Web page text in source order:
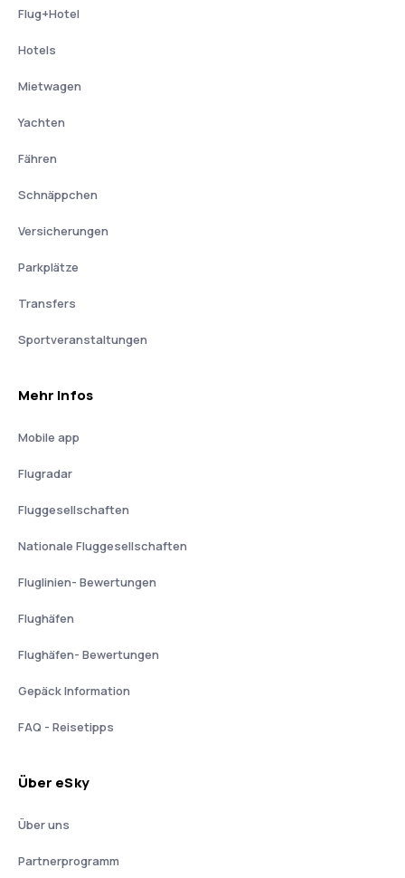
Flug+Hotel
Hotels
Mietwagen
Yachten
Fähren
Schnäppchen
Versicherungen
Parkplätze
Transfers
Sportveranstaltungen
Mehr Infos
Mobile app
Flugradar
Fluggesellschaften
Nationale Fluggesellschaften
Fluglinien- Bewertungen
Flughäfen
Flughäfen- Bewertungen
Gepäck Information
FAQ - Reisetipps
Über eSky
Über uns
Partnerprogramm